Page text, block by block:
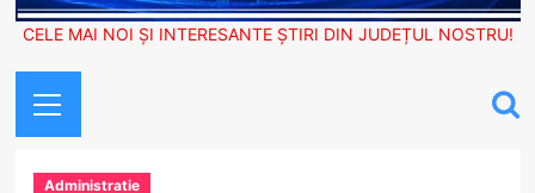
CELE MAI NOI ȘI INTERESANTE ȘTIRI DIN JUDEȚUL NOSTRU!
Menu
Administratie